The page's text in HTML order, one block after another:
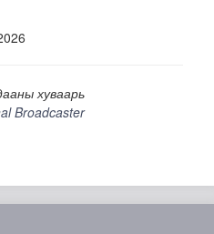
хуваарь
Broadcaster